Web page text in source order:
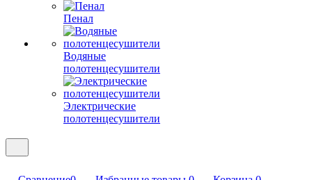
Пенал
Водяные
полотенцесушители
Электрические
полотенцесушители